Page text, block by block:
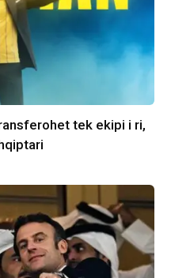
tek ekipi i ri,